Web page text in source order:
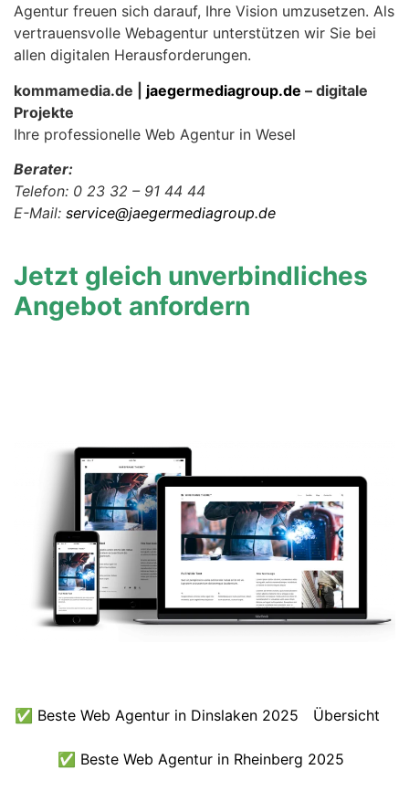
Agentur freuen sich darauf, Ihre Vision umzusetzen. Als
vertrauensvolle Webagentur unterstützen wir Sie bei
allen digitalen Herausforderungen.
kommamedia.de | jaegermediagroup.de – digitale
Projekte
Ihre professionelle Web Agentur in Wesel
Berater:
Telefon: 0 23 32 – 91 44 44
E-Mail: service@jaegermediagroup.de
Jetzt gleich unverbindliches
Angebot anfordern
✅ Beste Web Agentur in Dinslaken 2025 Übersicht
✅ Beste Web Agentur in Rheinberg 2025